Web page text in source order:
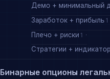
Демо + минимальный
Заработок + прибыль 1
Плечо + риски 1
Стратегии +
Бинарные опционы